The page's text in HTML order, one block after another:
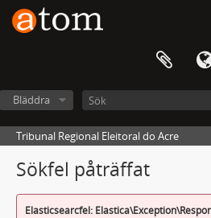
Bläddra
Tribunal Regional Eleitoral do Acre
Sökfel påträffat
Elasticsearcfel: